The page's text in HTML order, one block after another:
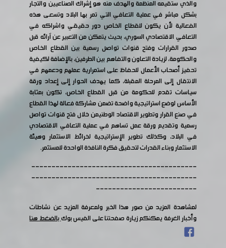
والذي ستقيمه المنظمة والهدف منه هو إشراك الصناعيين والتجار
بشكل مباشر في عملية التعافي التي تمر بها البلاد وتسعى هذه
الفعالية لأن يكون للقطاع الخاص دور حقيقي واشراكه في
التعافي الاقتصادي السوري، بحيث يتمكن من التعبير عن آرائه قبل
صدور القرارات وفتح قنوات تواصل رسمية بين القطاع الخاص
والحكومة، لزيادة التعاون والتفاهم بين الطرفين، بالإضافة لكيفية
تحفيز أصحاب الأعمال للحفاظ على استمرارية عملهم ودعمهم في
الانتقال إلى المرحلة المقبلة، كما يهدف الحوار إلى إعداد ورقة
سياسات تقدم للحكومة من قبل القطاع الخاص، تكون بمثابة
الأساس لوضع استراتيجية واضحة تضمن مشاركة فعالة لهذا القطاع
في صنع القرار وتطوير الاقتصاد الوطنيمن خلال فتح قنوات تواصل
رسمية وتقديم ورقة عمل تساهم في عملية التعافي الاقتصادي
في البلاد، وكذلك تطوير الإستراتيجية لخرائط الاستثمار وهيئة
الاستثمار وبناء القدرات لتحقيق فكرة النافذة الواحدة للمستثمر.
-----------------------------------------
-----------------------------------------
-------------------------
لمشاهدة المزيد من صور هذا الخبر ولمعرفة المزيد عن نشاطات
وأخبار الغرفة يمكنكم زيارة صفحتنا على الفيس بوكبالضغط هنا